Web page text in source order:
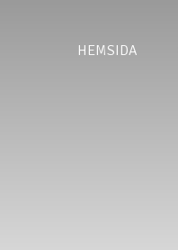
HEMSIDA